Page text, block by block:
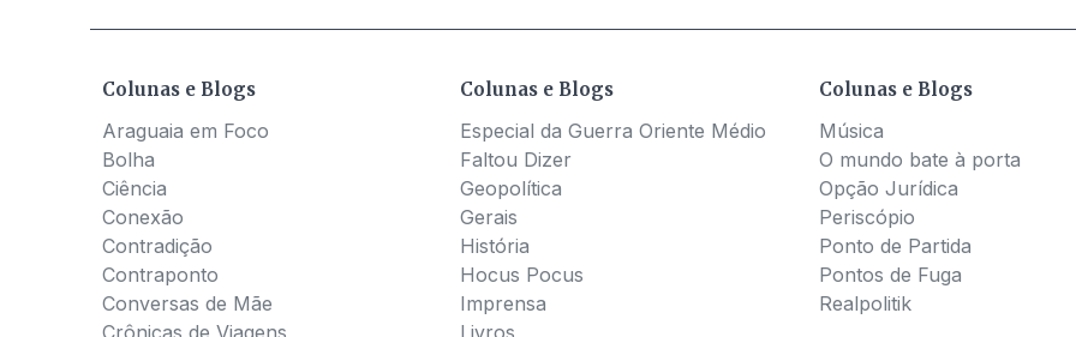
Colunas e Blogs
Araguaia em Foco
Bolha
Ciência
Conexão
Contradição
Contraponto
Conversas de Mãe
Crônicas de Viagens
Colunas e Blogs
Especial da Guerra Oriente Médio
Faltou Dizer
Geopolítica
Gerais
História
Hocus Pocus
Imprensa
Livros
Colunas e Blogs
Música
O mundo bate à porta
Opção Jurídica
Periscópio
Ponto de Partida
Pontos de Fuga
Realpolitik